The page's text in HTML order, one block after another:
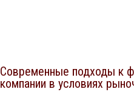
Современные подходы к
компании в условиях